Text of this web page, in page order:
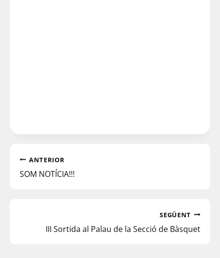
ANTERIOR
SOM NOTÍCIA!!!
SEGÜENT
III Sortida al Palau de la Secció de Bàsquet